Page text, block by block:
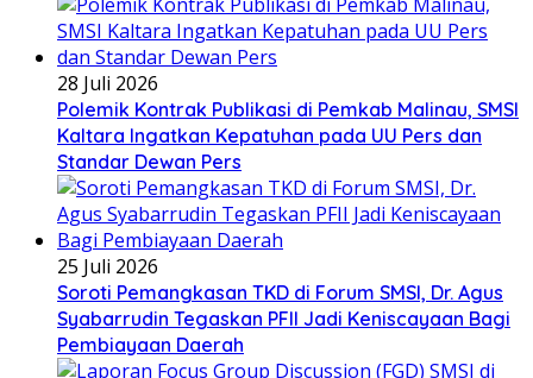
28 Juli 2026
Polemik Kontrak Publikasi di Pemkab Malinau, SMSI
Kaltara Ingatkan Kepatuhan pada UU Pers dan
Standar Dewan Pers
25 Juli 2026
Soroti Pemangkasan TKD di Forum SMSI, Dr. Agus
Syabarrudin Tegaskan PFII Jadi Keniscayaan Bagi
Pembiayaan Daerah